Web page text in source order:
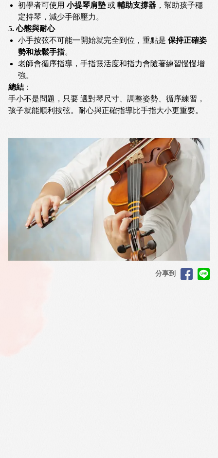
分享到
初學者可使用 小提琴肩墊 或 輔助支撐器 ，幫助孩子穩
定持琴，減少手部壓力。
5. 心態與耐心
小手按弦不可能一開始就完全到位，重點是 保持正確姿
勢和放鬆手指。
老師會循序指導，手指靈活度和指力會隨著練習慢慢增
強。
總結 ：
手小不是問題，只要 選對琴尺寸、調整姿勢、循序練習，
孩子就能順利按弦。耐心與正確指導比手指大小更重要。